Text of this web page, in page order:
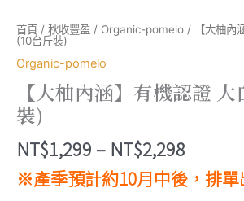
首頁 / 秋收豐盈 / Organic-pomelo / 【大柚內
(10台斤裝)
Organic-pomelo
【大柚內涵】有機認證
裝)
NT$1,299 – NT$2,298
格
※產季預計約10月中後，排單